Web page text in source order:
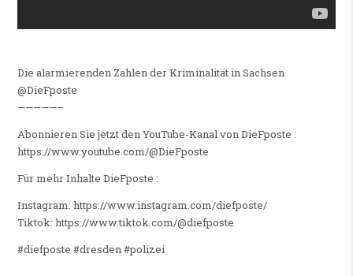
Die alarmierenden Zahlen der Kriminalität in Sachsen
@DieFposte
—————–
Abonnieren Sie jetzt den YouTube-Kanal von DieFposte :
https://www.youtube.com/@DieFposte
Für mehr Inhalte DieFposte :
Instagram: https://www.instagram.com/diefposte/
Tiktok: https://www.tiktok.com/@diefposte
#diefposte #dresden #polizei